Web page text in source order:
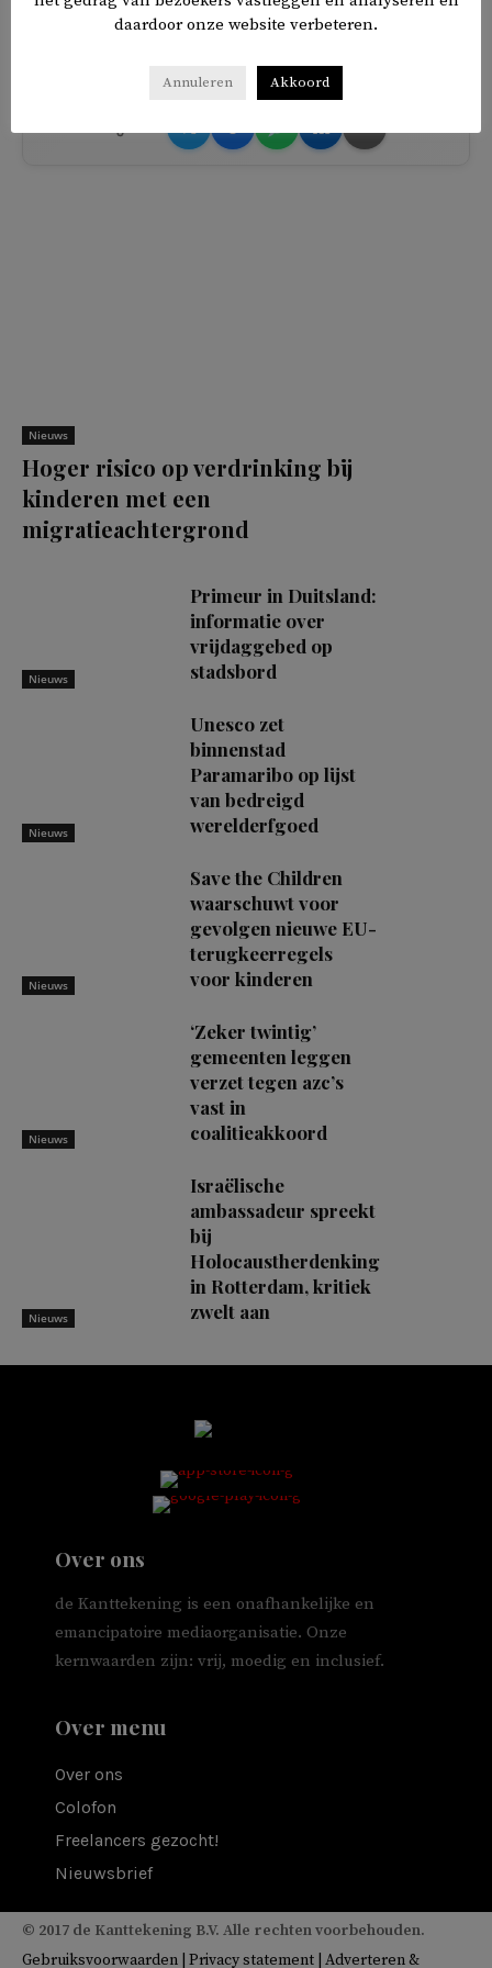
het verspreiden van onjuist informatie door de omroep.
𝕏 f in ✉
Nieuws
Hoger risico op verdrinking bij
kinderen met een
migratieachtergrond
Nieuws
Primeur in Duitsland:
informatie over
vrijdaggebed op
stadsbord
Nieuws
Unesco zet
binnenstad
Paramaribo op lijst
van bedreigd
werelderfgoed
Nieuws
Save the Children
waarschuwt voor
gevolgen nieuwe EU-
terugkeerregels
voor kinderen
Nieuws
‘Zeker twintig’
gemeenten leggen
verzet tegen azc’s
vast in
coalitieakkoord
Nieuws
Israëlische
ambassadeur spreekt
bij
Holocaustherdenking
in Rotterdam, kritiek
zwelt aan
Over ons
de Kanttekening is een onafhankelijke en
emancipatoire mediaorganisatie. Onze
kernwaarden zijn: vrij, moedig en inclusief.
Over menu
Over ons
Colofon
Freelancers gezocht!
Nieuwsbrief
© 2017 de Kanttekening B.V. Alle rechten voorbehouden.
Gebruiksvoorwaarden Privacy statement Adverteren &
daardoor onze website verbeteren.
Annuleren Akkoord